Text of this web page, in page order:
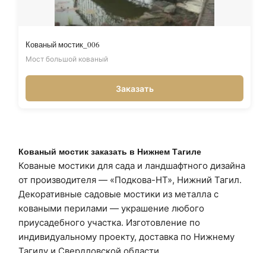
Кованый мостик_006
Мост большой кованый
Заказать
Кованый мостик заказать в Нижнем Тагиле
Кованые мостики для сада и ландшафтного дизайна
от производителя — «Подкова-НТ», Нижний Тагил.
Декоративные садовые мостики из металла с
коваными перилами — украшение любого
приусадебного участка. Изготовление по
индивидуальному проекту, доставка по Нижнему